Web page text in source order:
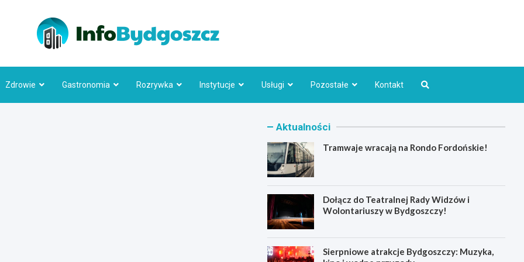
Zdrowie Gastronomia Rozrywka Instytucje Usługi Pozostałe Kontakt
Aktualności
Tramwaje wracają na Rondo Fordońskie!
Dołącz do Teatralnej Rady Widzów i
Wolontariuszy w Bydgoszczy!
Sierpniowe atrakcje Bydgoszczy: Muzyka,